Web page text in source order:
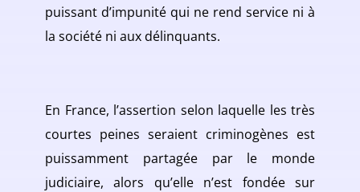
puissant d’impunité qui ne rend service ni à
la société ni aux délinquants.
En France, l’assertion selon laquelle les très
courtes peines seraient criminogènes est
puissamment partagée par le monde
judiciaire, alors qu’elle n’est fondée sur